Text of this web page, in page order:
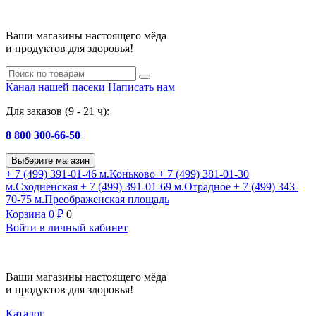
Ваши магазины настоящего мёда
и продуктов для здоровья!
Канал нашей пасеки Написать нам
Для заказов (9 - 21 ч):
8 800 300-66-50
Выберите магазин
+ 7 (499) 391-01-46 м.Коньково + 7 (499) 381-01-30
м.Сходненская + 7 (499) 391-01-69 м.Отрадное + 7 (499) 343-
70-75 м.Преображенская площадь
Корзина 0 ₽ 0
Войти в личный кабинет
Ваши магазины настоящего мёда
и продуктов для здоровья!
Каталог